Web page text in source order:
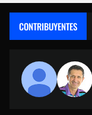
CONTRIBUYENTES